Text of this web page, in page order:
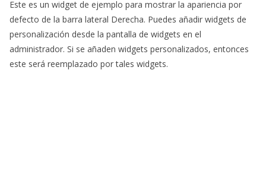
Este es un widget de ejemplo para mostrar la apariencia por
defecto de la barra lateral Derecha. Puedes añadir widgets de
personalización desde la pantalla de widgets en el
administrador. Si se añaden widgets personalizados, entonces
este será reemplazado por tales widgets.